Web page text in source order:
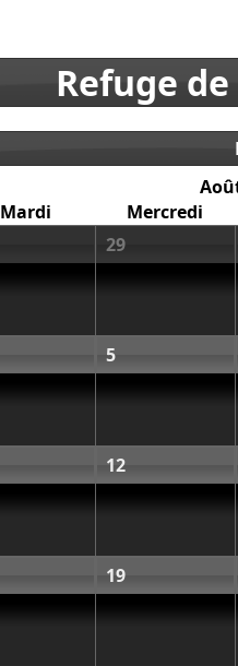
Refuge
Mardi
Mercredi
29
5
12
19